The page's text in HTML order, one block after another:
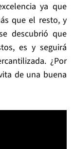
ya que
que el resto, y
descubrió que
es y seguirá
¿Por
de una buena